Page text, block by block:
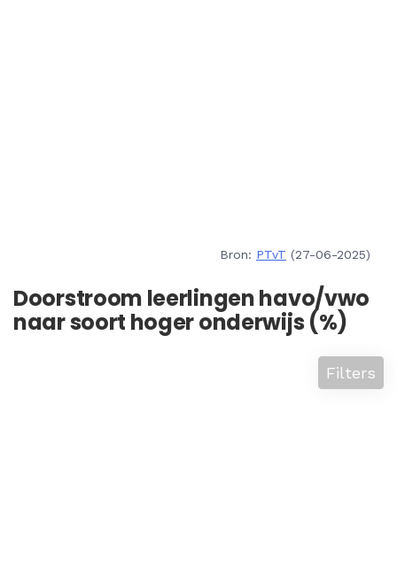
Bron: PTvT (27-06-2025)
Doorstroom leerlingen havo/vwo
naar soort hoger onderwijs (%)
Filters